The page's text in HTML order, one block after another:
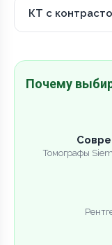
КТ с
Почему
Томографы